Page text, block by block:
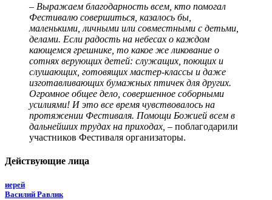
– Выражаем благодарность всем, кто помогал
Фестивалю совершиться, казалось бы,
маленькими, личными или совместными с детьми,
делами. Если радость на небесах о каждом
кающемся грешнике, то какое же ликование о
сотнях верующих детей: служащих, поющих и
слушающих, готовящих мастер-классы и даже
изготавливающих бумажных птичек для других.
Огромное общее дело, совершенное соборными
усилиями! И это все время чувствовалось на
протяжении Фестиваля. Помощи Божией всем в
дальнейших трудах на приходах, – поблагодарили
участников Фестиваля организаторы.
Действующие лица
иерей
Василий Равлик